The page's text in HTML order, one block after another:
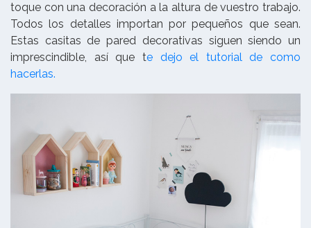
toque con una decoración a la altura de vuestro trabajo.
Todos los detalles importan por pequeños que sean.
Estas casitas de pared decorativas siguen siendo un
imprescindible, así que te dejo el tutorial de como
hacerlas.